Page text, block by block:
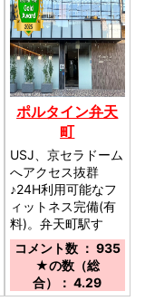
ポルタイン弁天
町
USJ、京セラドーム
へアクセス抜群
♪24H利用可能なフ
ィットネス完備(有
料)。弁天町駅す
ぐ！！／弁天町駅よ
り徒歩にて約１分。
コメント数 ： 935
★の数（総
合）： 4.29